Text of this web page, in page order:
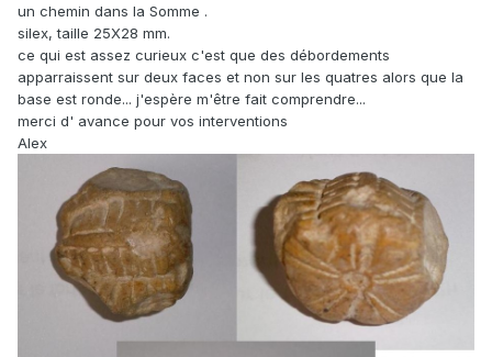
un chemin dans la Somme .
silex, taille 25X28 mm.
ce qui est assez curieux c'est que des débordements
apparraissent sur deux faces et non sur les quatres alors que la
base est ronde... j'espère m'être fait comprendre...
merci d' avance pour vos interventions
Alex